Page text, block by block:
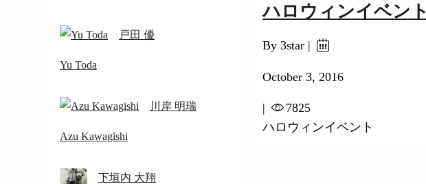
戸田 優
Yu Toda
川岸 明瑞
Azu Kawagishi
下垣内 大翔
ハロウィンイベント
By 3star |
October 3, 2016
|
7825
ハロウィンイベント